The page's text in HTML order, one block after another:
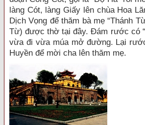
làng Cót, làng Giấy lên chùa Hoa
Dịch Vọng để thăm bà mẹ “Thánh
Từ) được thờ tại đây. Đám rước có
vừa đi vừa múa mở đường. Lại
Huyền để mời cha lên thăm mẹ.